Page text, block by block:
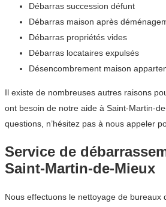
Débarras succession défunt
Débarras maison après
Débarras propriétés vides
Débarras locataires expulsés
Désencombrement maison
Il existe de nombreuses autres raisons
ont besoin de notre aide à Saint-Martin-
questions, n’hésitez pas à nous appeler
Service de
Saint-Martin-de-Mieux
Nous effectuons le nettoyage de bureaux